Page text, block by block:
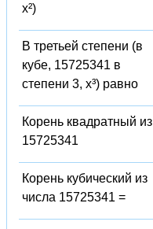
x²)
В третьей степени (в
кубе, 15725341 в
степени 3, x³) равно
Корень квадратный из
15725341
Корень кубический из
числа 15725341 =